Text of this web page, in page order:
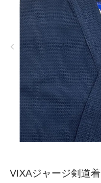
VIXAジャージ剣道着